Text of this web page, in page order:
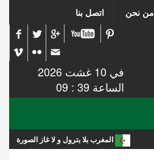
من نحن اتصل بنا
في 10 غشت 2026
الساعة 39 : 09
المغرب بلا بترول و لا غاز الصورة أبلغ من التعليق